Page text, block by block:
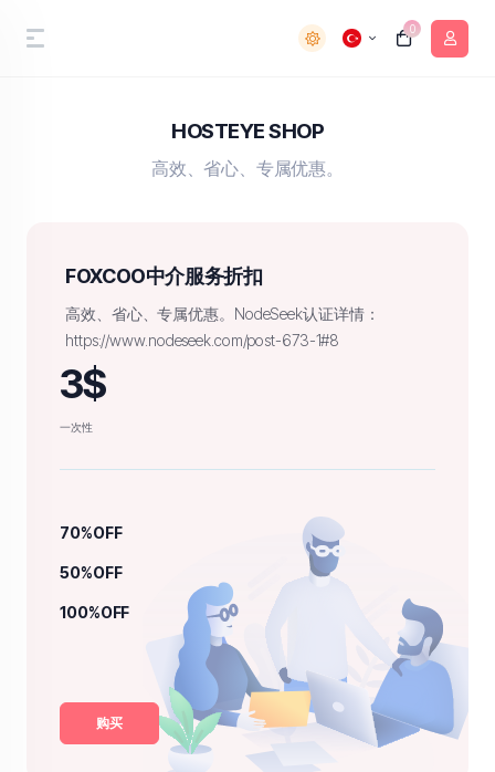
0
HOSTEYE SHOP
高效、省心、专属优惠。
FOXCOO中介服务折扣
高效、省心、专属优惠。NodeSeek认证详情：
https://www.nodeseek.com/post-673-1#8
3$
一次性
70%OFF
50%OFF
100%OFF
购买